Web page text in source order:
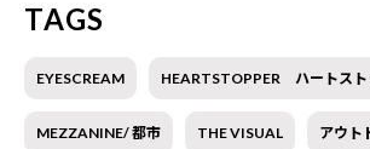
TAGS
EYESCREAM HEARTSTOPPER ハートスト
MEZZANINE/ 都市 THE VISUAL アウト